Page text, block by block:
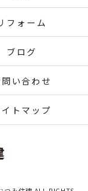
フォーム
ブログ
問い合わせ
トマップ